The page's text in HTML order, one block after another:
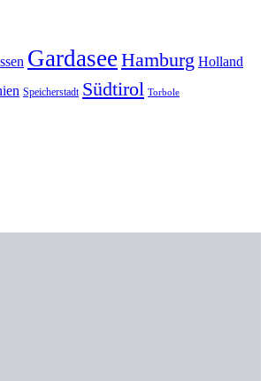
Gardasee Hamburg Holland
Speicherstadt Südtirol Torbole